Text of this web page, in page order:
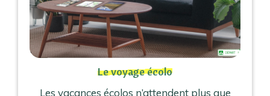
Le voyage écolo
Les vacances écolos n’attendent plus que